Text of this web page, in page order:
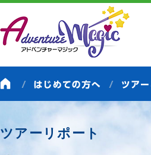
ツアーリポート